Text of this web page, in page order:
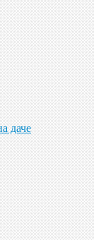
даче